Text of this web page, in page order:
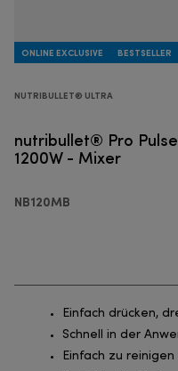
ONLINE EXCLUSIVE BESTSELLER
NUTRIBULLET® ULTRA
nutribullet® Pro Pulse
1200W - Mixer
NB120MB
Einfach drücken,
Schnell in der
Einfach zu reinigen